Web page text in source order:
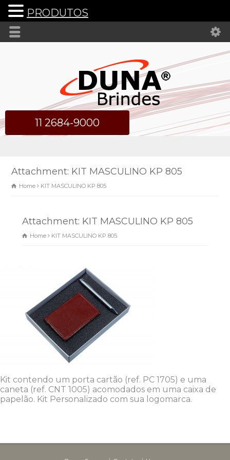
11 2684-9000
Attachment: KIT MASCULINO KP 805
Home KIT MASCULINO KP 805
Attachment: KIT MASCULINO KP 805
Home KIT MASCULINO KP 805
Kit contendo um porta cartão (ref. PC 1705) e uma
caneta (ref. CNT 1005) acomodados em uma caixa de
papelão. Kit Personalizado com sua logomarca.
Dunas Brindes
Normalmente responde em
PRODUTOS